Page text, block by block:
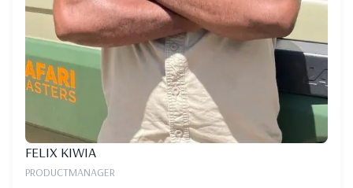
FELIX KIWIA
PRODUCTMANAGER